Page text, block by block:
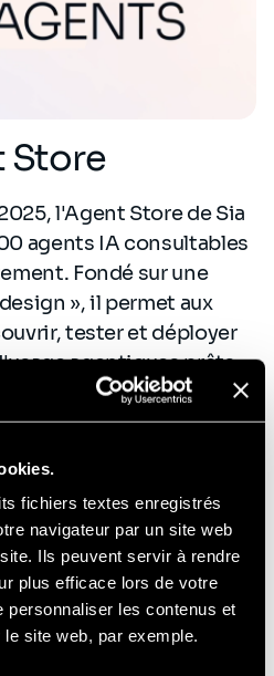
fichiers textes enregistrés
navigateur par un site web
Ils peuvent servir à rendre
plus efficace lors de votre
personnaliser les contenus et
site web, par exemple.
Store
l'Agent Store de Sia
agents IA consultables
Fondé sur une
», il permet aux
tester et déployer
agentiques prêts
divers secteurs comme
secteur public, la santé
R&D